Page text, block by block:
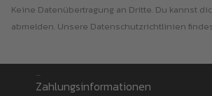
Keine Datenübertragung an Dritte. Du kannst
abmelden. Unsere Datenschutzrichtlinien
Zahlungsinformationen